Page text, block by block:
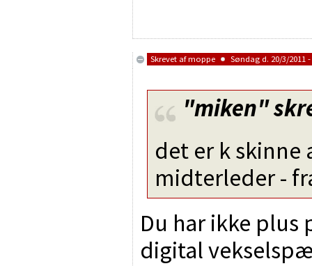
Skrevet afmoppe Søndag d. 20/3/2011 -
"miken"
det er k skinne
midterleder -
Du har ikke
digital